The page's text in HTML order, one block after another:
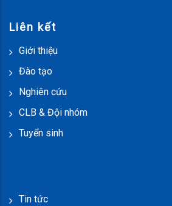
Liên kết
Giới thiệu
Đào tạo
Nghiên cứu
CLB & Đội nhóm
Tuyển sinh
Tin tức